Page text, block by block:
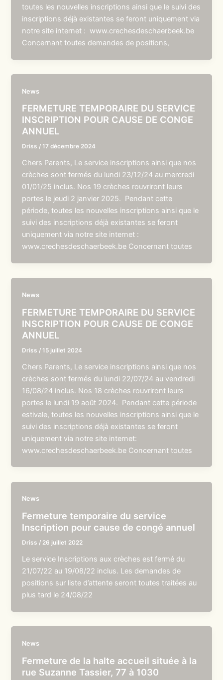
toutes les nouvelles inscriptions ainsi que le suivi des
inscriptions déjà existantes se feront uniquement via
notre site internet : www.crechesdeschaerbeek.be
Concernant toutes demandes de positions,
News
FERMETURE TEMPORAIRE DU SERVICE
INSCRIPTION POUR CAUSE DE CONGE
ANNUEL
Driss /17 décembre 2024
Chers Parents, Le service inscriptions ainsi que nos
crèches sont fermés du lundi 23/12/24 au mercredi
01/01/25 inclus. Nos 19 crèches rouvriront leurs
portes le jeudi 2 janvier 2025. Pendant cette
période, toutes les nouvelles inscriptions ainsi que le
suivi des inscriptions déjà existantes se feront
uniquement via notre site internet :
www.crechesdeschaerbeek.be Concernant toutes
News
FERMETURE TEMPORAIRE DU SERVICE
INSCRIPTION POUR CAUSE DE CONGE
ANNUEL
Driss /15 juillet 2024
Chers Parents, Le service inscriptions ainsi que nos
crèches sont fermés du lundi 22/07/24 au vendredi
16/08/24 inclus. Nos 18 crèches rouvriront leurs
portes le lundi 19 août 2024. Pendant cette période
estivale, toutes les nouvelles inscriptions ainsi que le
suivi des inscriptions déjà existantes se feront
uniquement via notre site internet:
www.crechesdeschaerbeek.be Concernant toutes
News
Fermeture temporaire du service
Inscription pour cause de congé annuel
Driss / 26 juillet 2022
Le service Inscriptions aux crèches est fermé du
21/07/22 au 19/08/22 inclus. Les demandes de
positions sur liste d’attente seront toutes traitées au
plus tard le 24/08/22
News
Fermeture de la halte accueil située à la
rue Suzanne Tassier, 77 à 1030